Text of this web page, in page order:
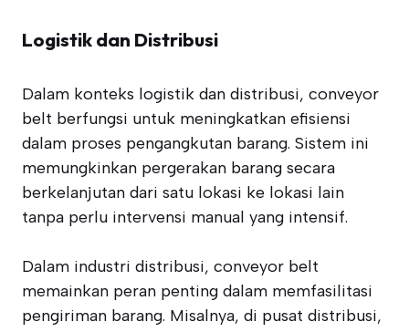
Logistik dan Distribusi
Dalam konteks logistik dan distribusi, conveyor
belt berfungsi untuk meningkatkan efisiensi
dalam proses pengangkutan barang. Sistem ini
memungkinkan pergerakan barang secara
berkelanjutan dari satu lokasi ke lokasi lain
tanpa perlu intervensi manual yang intensif.
Dalam industri distribusi, conveyor belt
memainkan peran penting dalam memfasilitasi
pengiriman barang. Misalnya, di pusat distribusi,